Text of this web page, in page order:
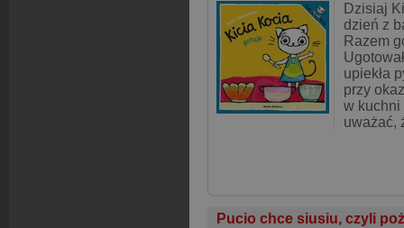
Dzisiaj
dzień z
Razem
upiekła
przy
w kuchni
uważać,
Pucio chce siusiu, czyli